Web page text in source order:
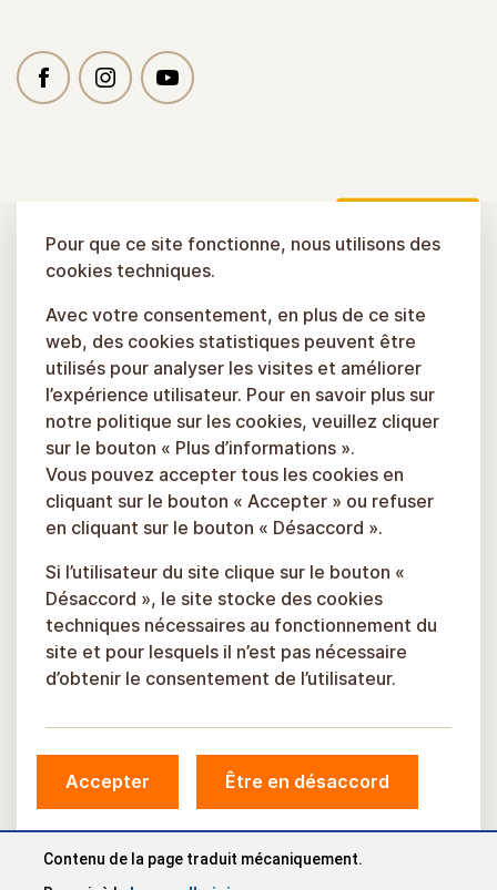
© Municipalité de Sigulda, 2026.
Développé parCOSMODROME
Pour que ce site fonctionne, nous utilisons des
cookies techniques.
Avec votre consentement, en plus de ce site
web, des cookies statistiques peuvent être
utilisés pour analyser les visites et améliorer
l’expérience utilisateur. Pour en savoir plus sur
notre politique sur les cookies, veuillez cliquer
sur le bouton « Plus d’informations ».
Vous pouvez accepter tous les cookies en
cliquant sur le bouton « Accepter » ou refuser
en cliquant sur le bouton « Désaccord ».
Si l’utilisateur du site clique sur le bouton «
Désaccord », le site stocke des cookies
techniques nécessaires au fonctionnement du
site et pour lesquels il n’est pas nécessaire
d’obtenir le consentement de l’utilisateur.
Accepter Être en désaccord
Contenu de la page traduit mécaniquement.